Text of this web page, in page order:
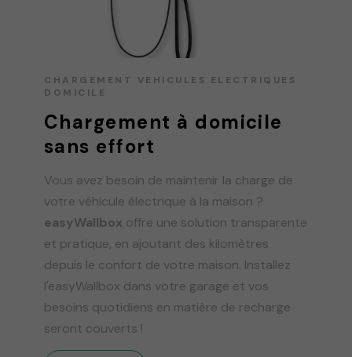
CHARGEMENT VEHICULES ELECTRIQUES
DOMICILE
Chargement à domicile
sans effort
Vous avez besoin de maintenir la charge de
votre véhicule électrique à la maison ?
easyWallbox offre une solution transparente
et pratique, en ajoutant des kilomètres
depuis le confort de votre maison. Installez
l'easyWallbox dans votre garage et vos
besoins quotidiens en matière de recharge
seront couverts !